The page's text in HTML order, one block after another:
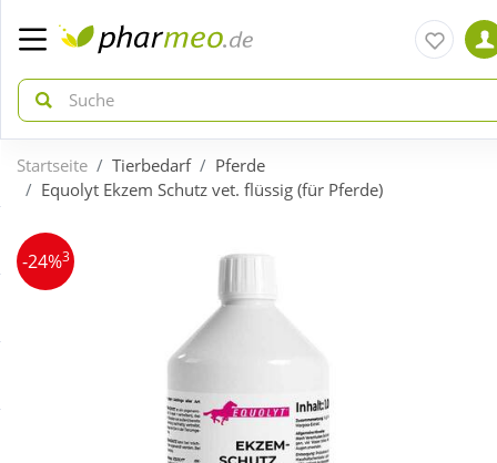
zurück
ÜBERSICHT AKTIONEN
zurück
ÜBERSICHT KATEGORIEN
Startseite Tierbedarf
Pferde
Equolyt Ekzem Schutz vet. flüssig (für Pferde)
-24%3